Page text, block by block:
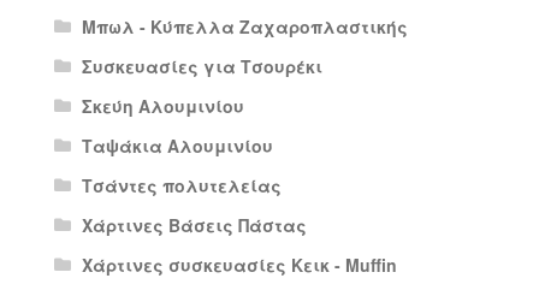
Μπωλ - Κύπελλα Ζαχαροπλαστικής
Συσκευασίες για Τσουρέκι
Σκεύη Αλουμινίου
Ταψάκια Αλουμινίου
Τσάντες πολυτελείας
Χάρτινες Βάσεις Πάστας
Χάρτινες συσκευασίες Κεικ - Muffin